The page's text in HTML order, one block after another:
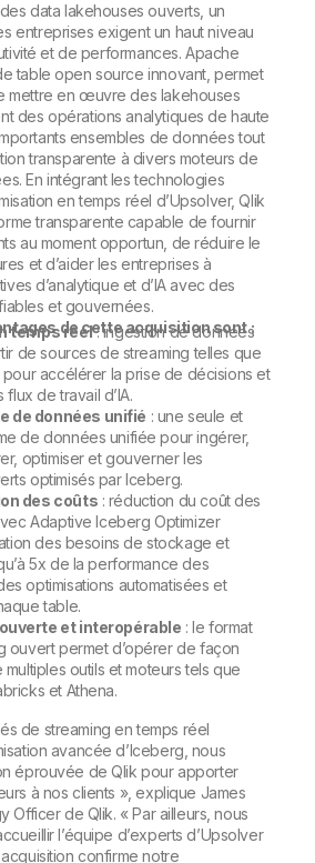
data lakehouses ouverts, un
entreprises exigent un haut niveau
et de performances. Apache
table open source innovant, permet
mettre en œuvre des lakehouses
des opérations analytiques de haute
ensembles de données tout
transparente à divers moteurs de
En intégrant les technologies
en temps réel d’Upsolver, Qlik
transparente capable de fournir
au moment opportun, de réduire le
et d’aider les entreprises à
d’analytique et d’IA avec des
et gouvernées.
de cette acquisition sont :
temps réel: ingestion de données
de sources de streaming telles que
pour accélérer la prise de décisions et
de travail d’IA.
de données unifié : une seule et
de données unifiée pour ingérer,
optimiser et gouverner les
optimisés par Iceberg.
des coûts : réduction du coût des
Adaptive Iceberg Optimizer
des besoins de stockage et
5x de la performance des
optimisations automatisées et
table.
et interopérable : le format
ouvert permet d’opérer de façon
outils et moteurs tels que
et Athena.
de streaming en temps réel
avancée d’Iceberg, nous
éprouvée de Qlik pour apporter
à nos clients », explique James
Officer de Qlik. «Par ailleurs, nous
l’équipe d’experts d’Upsolver
confirme notre